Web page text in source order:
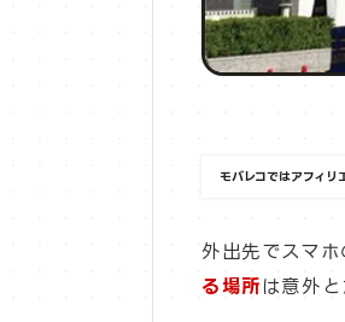
モバレコではアフィリ
外出先でスマ
る場所 は意外と